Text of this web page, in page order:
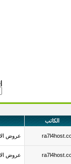
الكاتب
عروض
عروض